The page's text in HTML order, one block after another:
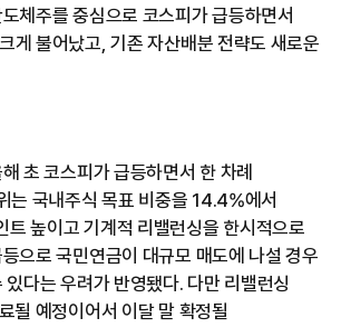
체주를 중심으로 코스피가 급등하면서
게 불어났고, 기존 자산배분 전략도 새로운
초 코스피가 급등하면서 한 차례
는 국내주식 목표 비중을 14.4%에서
높이고 기계적 리밸런싱을 한시적으로
으로 국민연금이 대규모 매도에 나설 경우
다는 우려가 반영됐다. 다만 리밸런싱
될 예정이어서 이달 말 확정될